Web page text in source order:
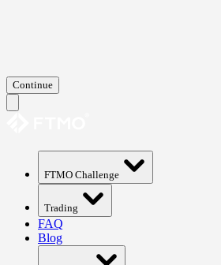
Continue
FTMO Challenge
Trading
FAQ
Blog